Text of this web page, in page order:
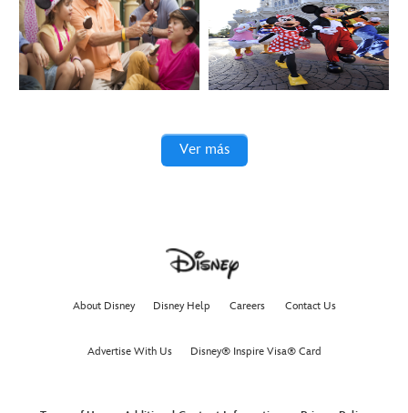
Ver más
About Disney Disney Help Careers Contact Us
Advertise With Us Disney® Inspire Visa® Card